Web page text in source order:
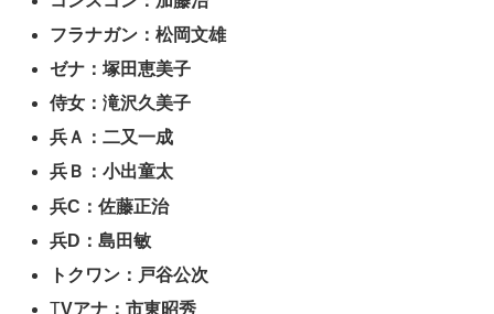
フラナガン：松岡文雄
ゼナ：塚田恵美子
侍女：滝沢久美子
兵Ａ：二又一成
兵Ｂ：小出童太
兵C：佐藤正治
兵D：島田敏
トクワン：戸谷公次
TVアナ：市東昭秀